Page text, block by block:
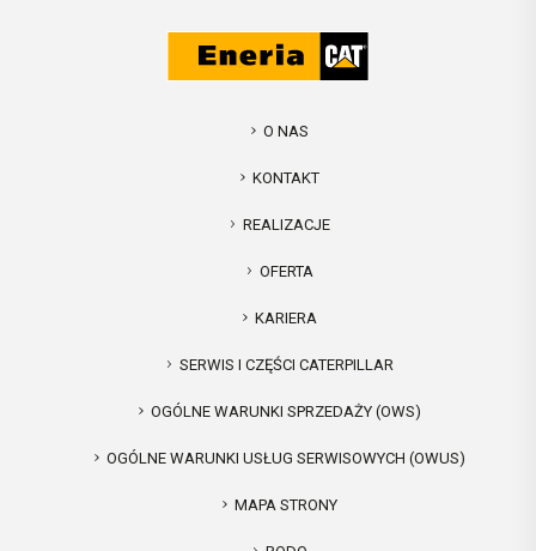
O NAS
KONTAKT
REALIZACJE
OFERTA
KARIERA
SERWIS I CZĘŚCI CATERPILLAR
OGÓLNE WARUNKI SPRZEDAŻY (OWS)
OGÓLNE WARUNKI USŁUG SERWISOWYCH (OWUS)
MAPA STRONY